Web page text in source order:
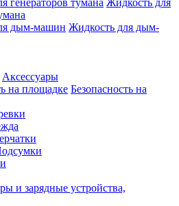
Жидкость для
Жидкость для дым-
Аксессуары
Безопасность на